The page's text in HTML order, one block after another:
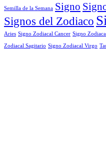
Semilla de la Semana Signo
Signos del Zodiaco
Aries Signo Zodiacal Cancer Signo
Zodiacal Sagitario Signo Zodiacal Virgo